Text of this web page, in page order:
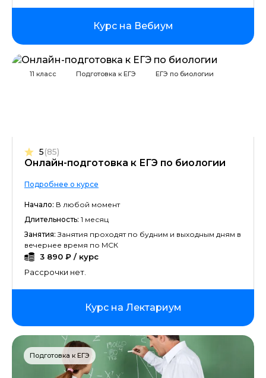
Курс на Вебиум
11 класс Подготовка к ЕГЭ ЕГЭ по биологии
Онлайн-подготовка к ЕГЭ по биологии
5(85)
Подробнее о курсе
Начало: В любой момент
Длительность: 1 месяц
Занятия: Занятия проходят по будним и выходным дням в
вечернее время по МСК
3 890 ₽ / курс
Рассрочки нет.
Курс на Лектариум
Подготовка к ЕГЭ